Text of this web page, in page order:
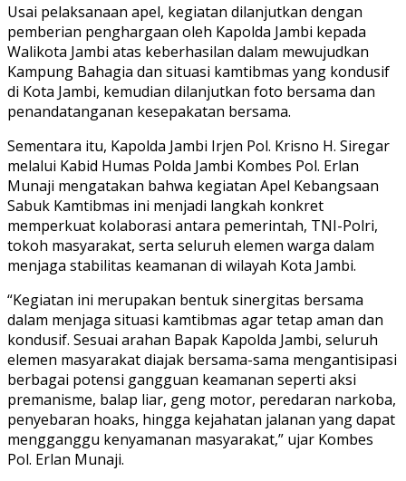
Usai pelaksanaan apel, kegiatan dilanjutkan dengan
pemberian penghargaan oleh Kapolda Jambi kepada
Walikota Jambi atas keberhasilan dalam mewujudkan
Kampung Bahagia dan situasi kamtibmas yang kondusif
di Kota Jambi, kemudian dilanjutkan foto bersama dan
penandatanganan kesepakatan bersama.
Sementara itu, Kapolda Jambi Irjen Pol. Krisno H. Siregar
melalui Kabid Humas Polda Jambi Kombes Pol. Erlan
Munaji mengatakan bahwa kegiatan Apel Kebangsaan
Sabuk Kamtibmas ini menjadi langkah konkret
memperkuat kolaborasi antara pemerintah, TNI-Polri,
tokoh masyarakat, serta seluruh elemen warga dalam
menjaga stabilitas keamanan di wilayah Kota Jambi.
“Kegiatan ini merupakan bentuk sinergitas bersama
dalam menjaga situasi kamtibmas agar tetap aman dan
kondusif. Sesuai arahan Bapak Kapolda Jambi, seluruh
elemen masyarakat diajak bersama-sama mengantisipasi
berbagai potensi gangguan keamanan seperti aksi
premanisme, balap liar, geng motor, peredaran narkoba,
penyebaran hoaks, hingga kejahatan jalanan yang dapat
mengganggu kenyamanan masyarakat,” ujar Kombes
Pol. Erlan Munaji.